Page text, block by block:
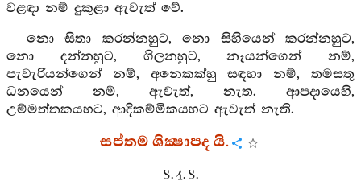
වළඳා නම් දුකුළා ඇවැත් වේ.
නො සිතා කරන්නහුට, නො සිහියෙන් කරන්නහුට,
නො දන්නහුට, ගිලනහුට, නෑයන්ගෙන් නම්,
පැවැරියන්ගෙන් නම්, අනෙකක්හු සඳහා නම්, තමසතු
ධනයෙන් නම්, ඇවැත්, නැත. ආපදායෙහි,
උම්මත්තකයහට, ආදිකම්මිකයහට ඇවැත් නැති.
සප්තම ශික්‍ෂාපද යි.
8. 4. 8.